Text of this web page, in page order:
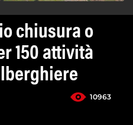
chiusura o
150 attività
10963